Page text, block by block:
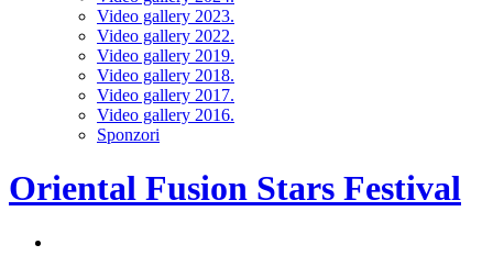
Video gallery 2023.
Video gallery 2022.
Video gallery 2019.
Video gallery 2018.
Video gallery 2017.
Video gallery 2016.
Sponzori
Oriental Fusion Stars Festival